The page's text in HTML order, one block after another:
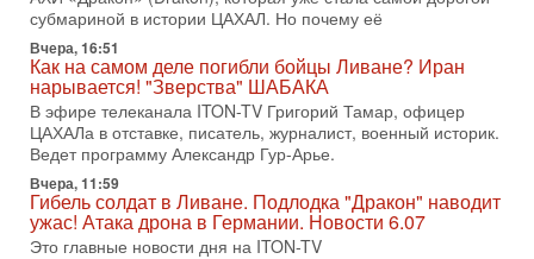
Иран готовит покушение на Нетаниягу! Трамп не
хочет эскалации, но КСИР готовит взрыв!
В эфире телеканала ITON-TV СЕРГЕЙ МИГДАЛЬ, эксперт
по вопросам безопасности, офицер запаса
Международного управления полиции Израиля, автор
31-07-2026, 09:02
Битва за разоружение ХАМАСа - НОВОСТИ
31/07/2026
Сегодня президент США Дональд Трамп заявил о
достижении исторического соглашения о полном
разоружении ХАМАСа и других вооруженных группировок в
субмариной в истории ЦАХАЛ. Но почему её
Вчера, 16:51
Как на самом деле погибли бойцы Ливане? Иран
нарывается! "Зверства" ШАБАКА
В эфире телеканала ITON-TV Григорий Тамар, офицер
ЦАХАЛа в отставке, писатель, журналист, военный историк.
Ведет программу Александр Гур-Арье.
Вчера, 11:59
Гибель солдат в Ливане. Подлодка "Дракон" наводит
ужас! Атака дрона в Германии. Новости 6.07
Это главные новости дня на ITON-TV